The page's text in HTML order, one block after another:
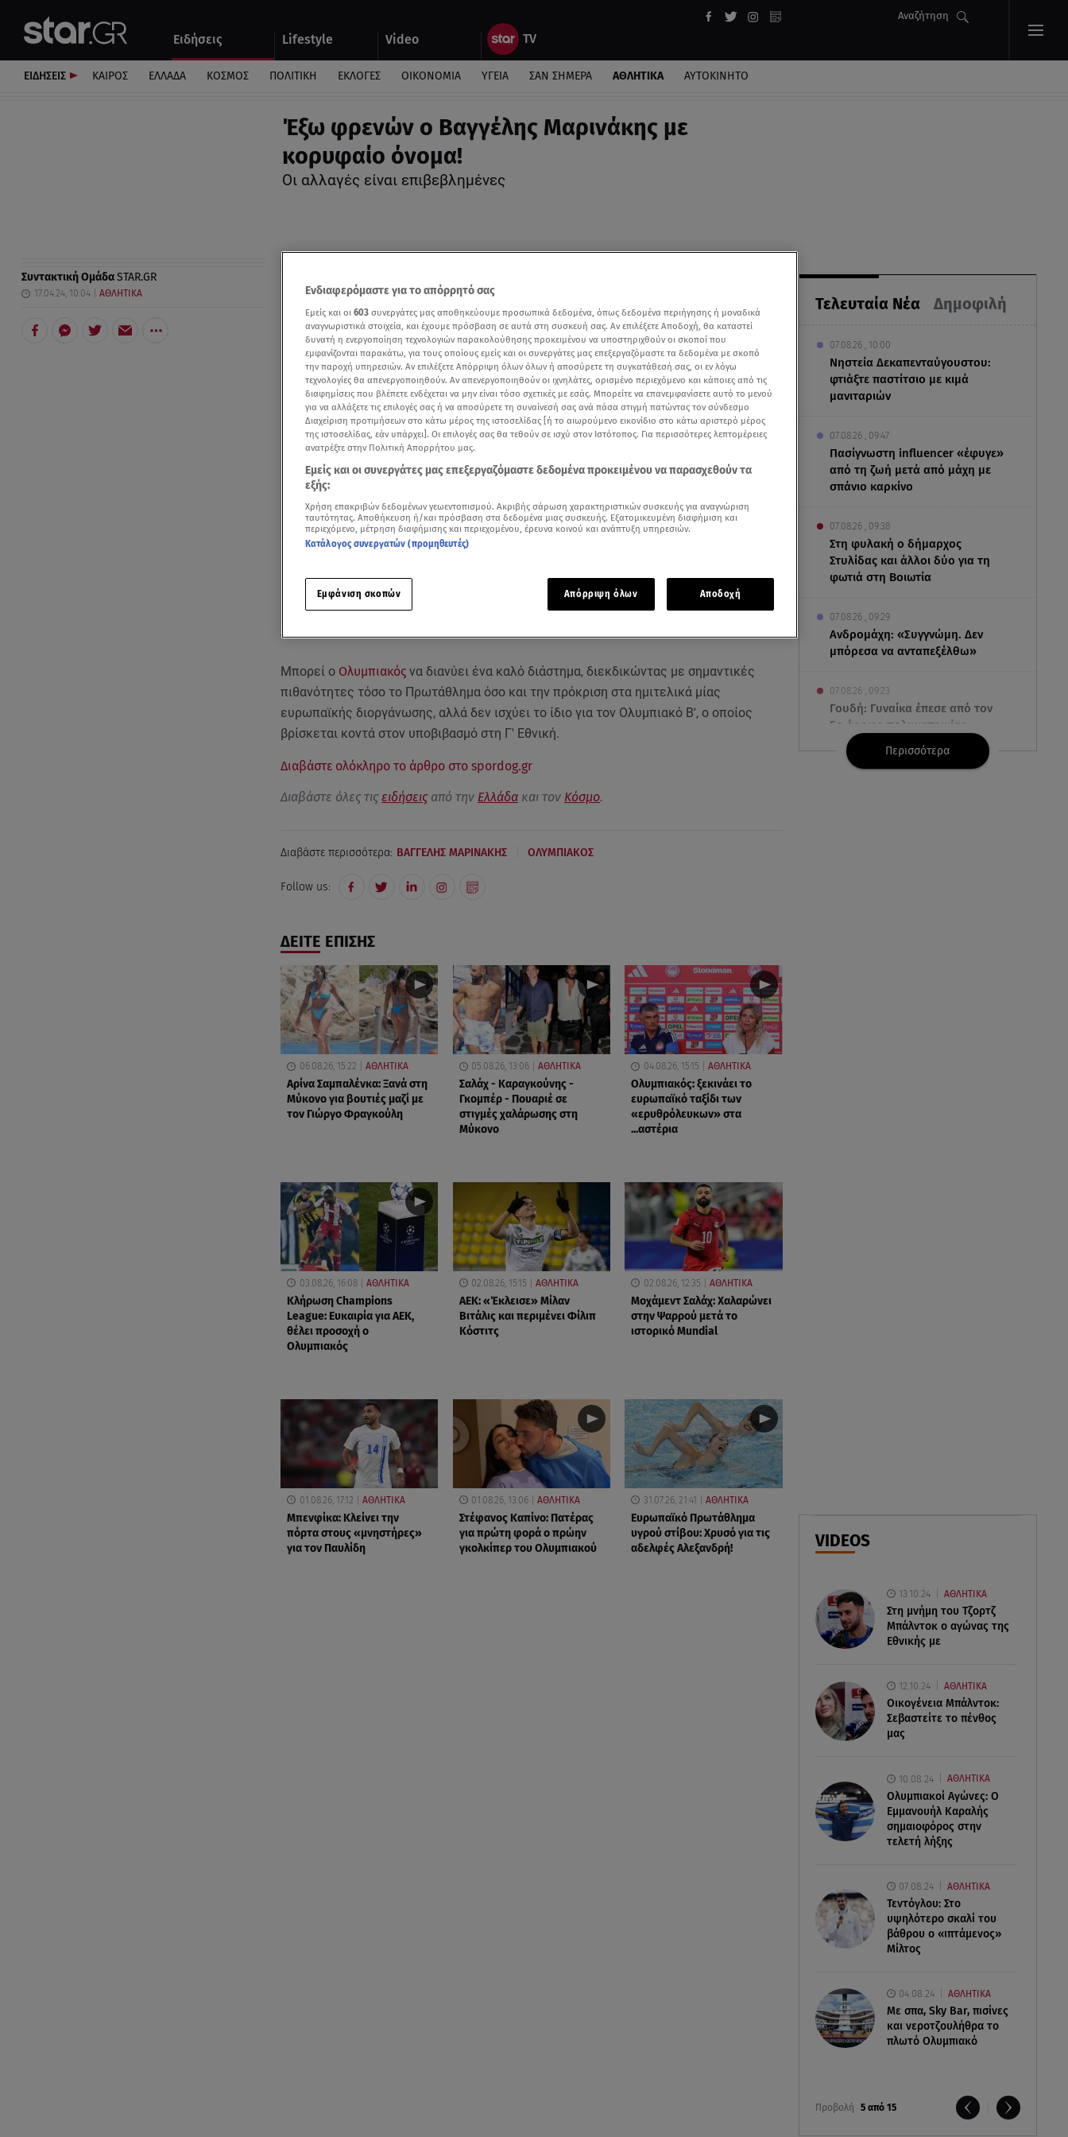
Ειδήσεις Lifestyle Video
Αναζήτηση
Αυτοκίνητο
ΕΙΔΗΣΕΙΣ ΚΑΙΡΟΣ ΕΛΛΑΔΑ ΚΟΣΜΟΣ ΠΟΛΙΤΙΚΗ ΕΚΛΟΓΕΣ ΟΙΚΟΝΟΜΙΑ ΥΓΕΙΑ ΣΑΝ ΣΗΜΕΡΑ ΑΘΛΗΤΙΚΑ ΑΥΤΟΚΙΝΗΤΟ
Έξω φρενών ο Βαγγέλης Μαρινάκης με
κορυφαίο όνομα!
Οι αλλαγές είναι επιβεβλημένες
Τελευταία Νέα Δημοφιλή
07.08.26 , 10:00
Νηστεία Δεκαπενταύγουστου:
φτιάξτε παστίτσιο με κιμά
μανιταριών
07.08.26 , 09:47
Πασίγνωστη influencer «έφυγε»
από τη ζωή μετά από μάχη με
σπάνιο καρκίνο
07.08.26 , 09:38
Στη φυλακή ο δήμαρχος
Στυλίδας και άλλοι δύο για τη
φωτιά στη Βοιωτία
07.08.26 , 09:29
Ανδρομάχη: «Συγγνώμη. Δεν
μπόρεσα να ανταπεξέλθω»
07.08.26 , 09:23
Γουδή: Γυναίκα έπεσε από τον
5ο όροφο πολυκατοικίας
07.08.26 , 09:03
06.08.26 , 22:12
Περισσότερα
VIDEOS
13.10.24 ΑΘΛΗΤΙΚΑ
Στη μνήμη του Τζορτζ
Μπάλντοκ ο αγώνας της
Εθνικής με
12.10.24 ΑΘΛΗΤΙΚΑ
Οικογένεια Μπάλντοκ:
Σεβαστείτε το πένθος
μας
10.08.24 ΑΘΛΗΤΙΚΑ
Ολυμπιακοί Αγώνες: Ο
Εμμανουήλ Καραλής
σημαιοφόρος στην
τελετή λήξης
07.08.24 ΑΘΛΗΤΙΚΑ
Τεντόγλου: Στο
υψηλότερο σκαλί του
βάθρου ο «ιπτάμενος»
Μίλτος
04.08.24 ΑΘΛΗΤΙΚΑ
Με σπα, Sky Bar, πισίνες
και νεροτζουλήθρα το
πλωτό Ολυμπιακό
Προβολή 5 από 15
Συντακτική ΟμάδαSTAR.GR
17.04.24, 10:04 ΑΘΛΗΤΙΚΑ
Add star.gr on Google
Μπορεί ο Ολυμπιακός να διανύει ένα καλό διάστημα, διεκδικώντας με σημαντικές
πιθανότητες τόσο το Πρωτάθλημα όσο και την πρόκριση στα ημιτελικά μίας
ευρωπαϊκής διοργάνωσης, αλλά δεν ισχύει το ίδιο για τον Ολυμπιακό Β', ο οποίος
βρίσκεται κοντά στον υποβιβασμό στη Γ' Εθνική.
Διαβάστε ολόκληρο το άρθρο στο spordog.gr
Διαβάστε όλες τις ειδήσειςαπό την Ελλάδακαι τον Κόσμο.
Διαβάστε περισσότερα: ΒΑΓΓΕΛΗΣ ΜΑΡΙΝΑΚΗΣ ΟΛΥΜΠΙΑΚΟΣ
Follow us:
ΔΕΙΤΕ ΕΠΙΣΗΣ
06.08.26, 15:22 ΑΘΛΗΤΙΚΑ
Αρίνα Σαμπαλένκα: Ξανά στη
Μύκονο για βουτιές μαζί με
τον Γιώργο Φραγκούλη
05.08.26, 13:06 ΑΘΛΗΤΙΚΑ
Σαλάχ - Καραγκούνης -
Γκομπέρ - Πουαριέ σε
στιγμές χαλάρωσης στη
Μύκονο
04.08.26, 15:15 ΑΘΛΗΤΙΚΑ
Ολυμπιακός: ξεκινάει το
ευρωπαϊκό ταξίδι των
«ερυθρόλευκων» στα
...αστέρια
03.08.26, 16:08 ΑΘΛΗΤΙΚΑ
Κλήρωση Champions
League: Ευκαιρία για ΑΕΚ,
θέλει προσοχή ο
Ολυμπιακός
02.08.26, 15:15 ΑΘΛΗΤΙΚΑ
ΑΕΚ: «Έκλεισε» Μίλαν
Βιτάλις και περιμένει Φίλιπ
Κόστιτς
02.08.26, 12:35 ΑΘΛΗΤΙΚΑ
Μοχάμεντ Σαλάχ: Χαλαρώνει
στην Ψαρρού μετά το
ιστορικό Mundial
01.08.26, 17:12 ΑΘΛΗΤΙΚΑ
Μπενφίκα: Κλείνει την
πόρτα στους «μνηστήρες»
για τον Παυλίδη
01.08.26, 13:06 ΑΘΛΗΤΙΚΑ
Στέφανος Καπίνο: Πατέρας
για πρώτη φορά ο πρώην
γκολκίπερ του Ολυμπιακού
31.07.26, 21:41 ΑΘΛΗΤΙΚΑ
Ευρωπαϊκό Πρωτάθλημα
υγρού στίβου: Χρυσό για τις
αδελφές Αλεξανδρή!
Ενδιαφερόμαστε για το απόρρητό σας
Εμείς και οι 603 συνεργάτες μας αποθηκεύουμε προσωπικά δεδομένα, όπως δεδομένα περιήγησης ή μοναδικά
αναγνωριστικά στοιχεία, και έχουμε πρόσβαση σε αυτά στη συσκευή σας. Αν επιλέξετε Αποδοχή, θα καταστεί
δυνατή η ενεργοποίηση τεχνολογιών παρακολούθησης προκειμένου να υποστηριχθούν οι σκοποί που
εμφανίζονται παρακάτω, για τους οποίους εμείς και οι συνεργάτες μας επεξεργαζόμαστε τα δεδομένα με σκοπό
την παροχή υπηρεσιών. Αν επιλέξετε Απόρριψη όλων όλων ή αποσύρετε τη συγκατάθεσή σας, οι εν λόγω
τεχνολογίες θα απενεργοποιηθούν. Αν απενεργοποιηθούν οι ιχνηλάτες, ορισμένο περιεχόμενο και κάποιες από τις
διαφημίσεις που βλέπετε ενδέχεται να μην είναι τόσο σχετικές με εσάς. Μπορείτε να επανεμφανίσετε αυτό το μενού
για να αλλάξετε τις επιλογές σας ή να αποσύρετε τη συναίνεσή σας ανά πάσα στιγμή πατώντας τον σύνδεσμο
Διαχείριση προτιμήσεων στο κάτω μέρος της ιστοσελίδας [ή το αιωρούμενο εικονίδιο στο κάτω αριστερό μέρος
της ιστοσελίδας, εάν υπάρχει]. Οι επιλογές σας θα τεθούν σε ισχύ στον Ιστότοπος. Για περισσότερες λεπτομέρειες
ανατρέξτε στην Πολιτική Απορρήτου μας.
Εμείς και οι συνεργάτες μας επεξεργαζόμαστε δεδομένα προκειμένου να παρασχεθούν τα
εξής:
Χρήση επακριβών δεδομένων γεωεντοπισμού. Ακριβής σάρωση χαρακτηριστικών συσκευής για αναγνώριση
ταυτότητας. Αποθήκευση ή/και πρόσβαση στα δεδομένα μιας συσκευής. Εξατομικευμένη διαφήμιση και
περιεχόμενο, μέτρηση διαφήμισης και περιεχομένου, έρευνα κοινού και ανάπτυξη υπηρεσιών.
Κατάλογος συνεργατών (προμηθευτές)
Εμφάνιση σκοπών Απόρριψη όλων Αποδοχή